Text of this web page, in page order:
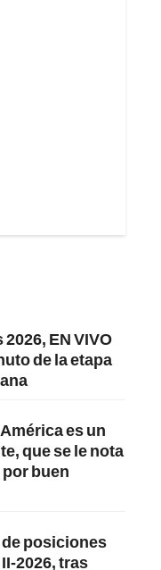
EN VIVO
de la etapa
es un
que se le nota
buen
posiciones
2026, tras